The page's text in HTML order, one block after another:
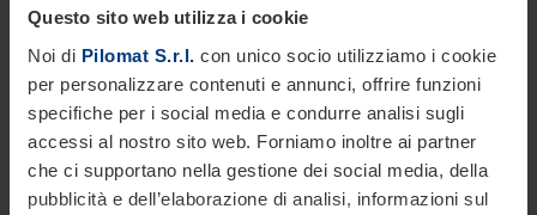
Questo sito web utilizza i cookie
Noi di Pilomat S.r.l. con unico socio utilizziamo i cookie
per personalizzare contenuti e annunci, offrire funzioni
specifiche per i social media e condurre analisi sugli
accessi al nostro sito web. Forniamo inoltre ai partner
che ci supportano nella gestione dei social media, della
pubblicità e dell’elaborazione di analisi, informazioni sul
Crash test